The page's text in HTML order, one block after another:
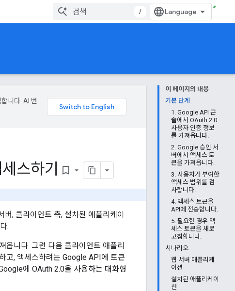
/
이 페이지의 내용
기본 단계
1. Google API 콘
솔에서 OAuth 2.0
사용자 인증 정보
를 가져옵니다.
2. Google 승인 서
버에서 액세스 토
큰을 가져옵니다.
3. 사용자가 부여한
액세스 범위를 검
사합니다.
4. 액세스 토큰을
API에 전송합니다.
5. 필요한 경우 액
세스 토큰을 새로
고침합니다.
시나리오
웹 서버 애플리케
이션
설치된 애플리케이
션
니다. AI 번
스하기 bookmark_border
, 클라이언트 측, 설치된 애플리케이
.
옵니다. 그런 다음 클라이언트 애플리
고, 액세스하려는 Google API에 토큰
에 OAuth 2.0을 사용하는 대화형